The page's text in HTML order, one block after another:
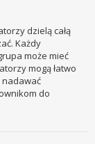
dzielą całą
Każdy
może mieć
mogą łatwo
do